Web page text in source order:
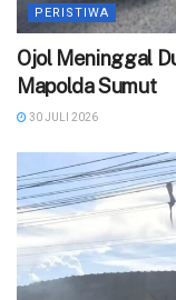
PERISTIWA
Ojol Meninggal
Mapolda Sumut
30 JULI 2026